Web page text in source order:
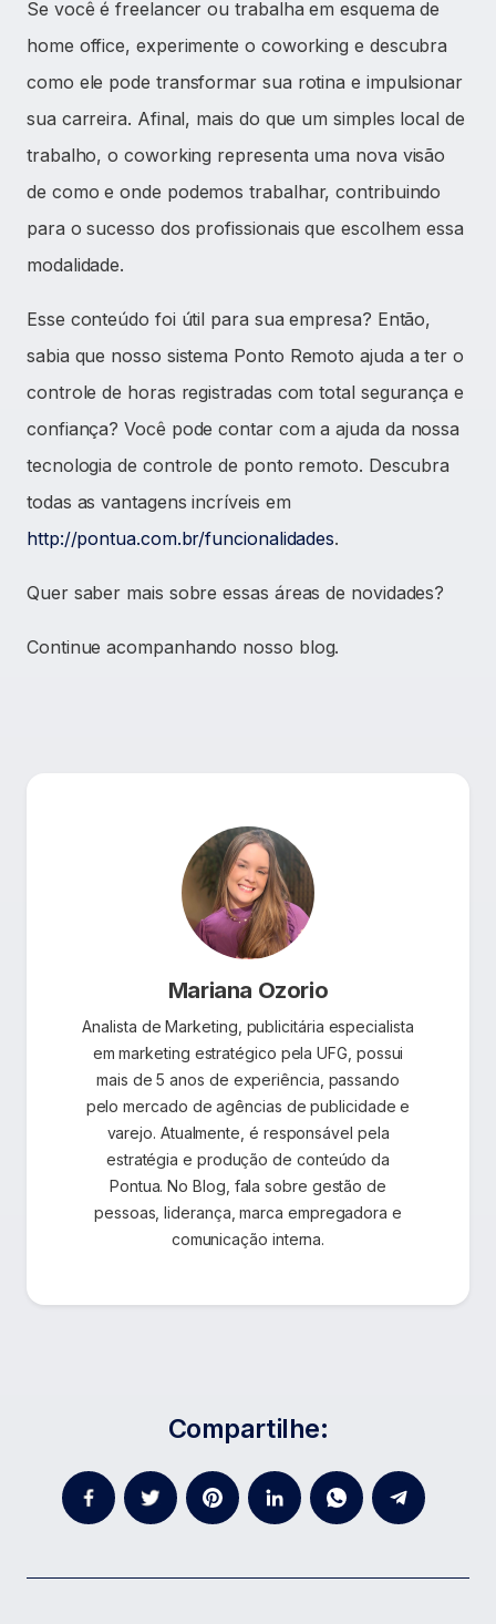
Se você é freelancer ou trabalha em esquema de
home office, experimente o coworking e descubra
como ele pode transformar sua rotina e impulsionar
sua carreira. Afinal, mais do que um simples local de
trabalho, o coworking representa uma nova visão
de como e onde podemos trabalhar, contribuindo
para o sucesso dos profissionais que escolhem essa
modalidade.
Esse conteúdo foi útil para sua empresa? Então,
sabia que nosso sistema Ponto Remoto ajuda a ter o
controle de horas registradas com total segurança e
confiança? Você pode contar com a ajuda da nossa
tecnologia de controle de ponto remoto. Descubra
todas as vantagens incríveis em
http://pontua.com.br/funcionalidades.
Quer saber mais sobre essas áreas de novidades?
Continue acompanhando nosso blog.
Mariana Ozorio
Analista de Marketing, publicitária especialista
em marketing estratégico pela UFG, possui
mais de 5 anos de experiência, passando
pelo mercado de agências de publicidade e
varejo. Atualmente, é responsável pela
estratégia e produção de conteúdo da
Pontua. No Blog, fala sobre gestão de
pessoas, liderança, marca empregadora e
comunicação interna.
Compartilhe: